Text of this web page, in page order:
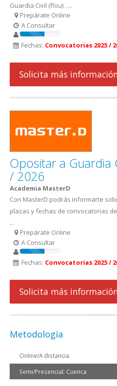
Guardia Civil (flou) . ...
Prepárate Online
A Consultar
Fechas: Convocatorias 2025 /
Solicita más
Opositar a Guardia
/ 2026
Academia MasterD
Con MasterD podrás informarte
plazas y fechas de convocatorias
...
Prepárate Online
A Consultar
Fechas: Convocatorias 2025 /
Solicita más
Metodología
Online/A distancia
Semi/Presencial: Cuenca